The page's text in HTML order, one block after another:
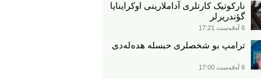
نارکوتیک کارتلری آداملارینی اوکراینایا
گؤندریرلر
6 آوقوست 17:21
ترامپ بو شخصلری حبسله هده‌له‌دی
6 آوقوست 17:00